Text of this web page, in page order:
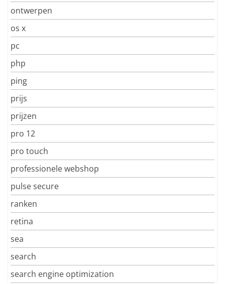
ontwerpen
os x
pc
php
ping
prijs
prijzen
pro 12
pro touch
professionele webshop
pulse secure
ranken
retina
sea
search
search engine optimization